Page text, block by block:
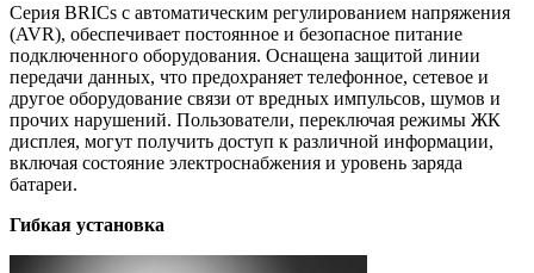
Серия BRICs с автоматическим регулированием напряжения
(AVR), обеспечивает постоянное и безопасное питание
подключенного оборудования. Оснащена защитой линии
передачи данных, что предохраняет телефонное, сетевое и
другое оборудование связи от вредных импульсов, шумов и
прочих нарушений. Пользователи, переключая режимы ЖК
дисплея, могут получить доступ к различной информации,
включая состояние электроснабжения и уровень заряда
батареи.
Гибкая установка